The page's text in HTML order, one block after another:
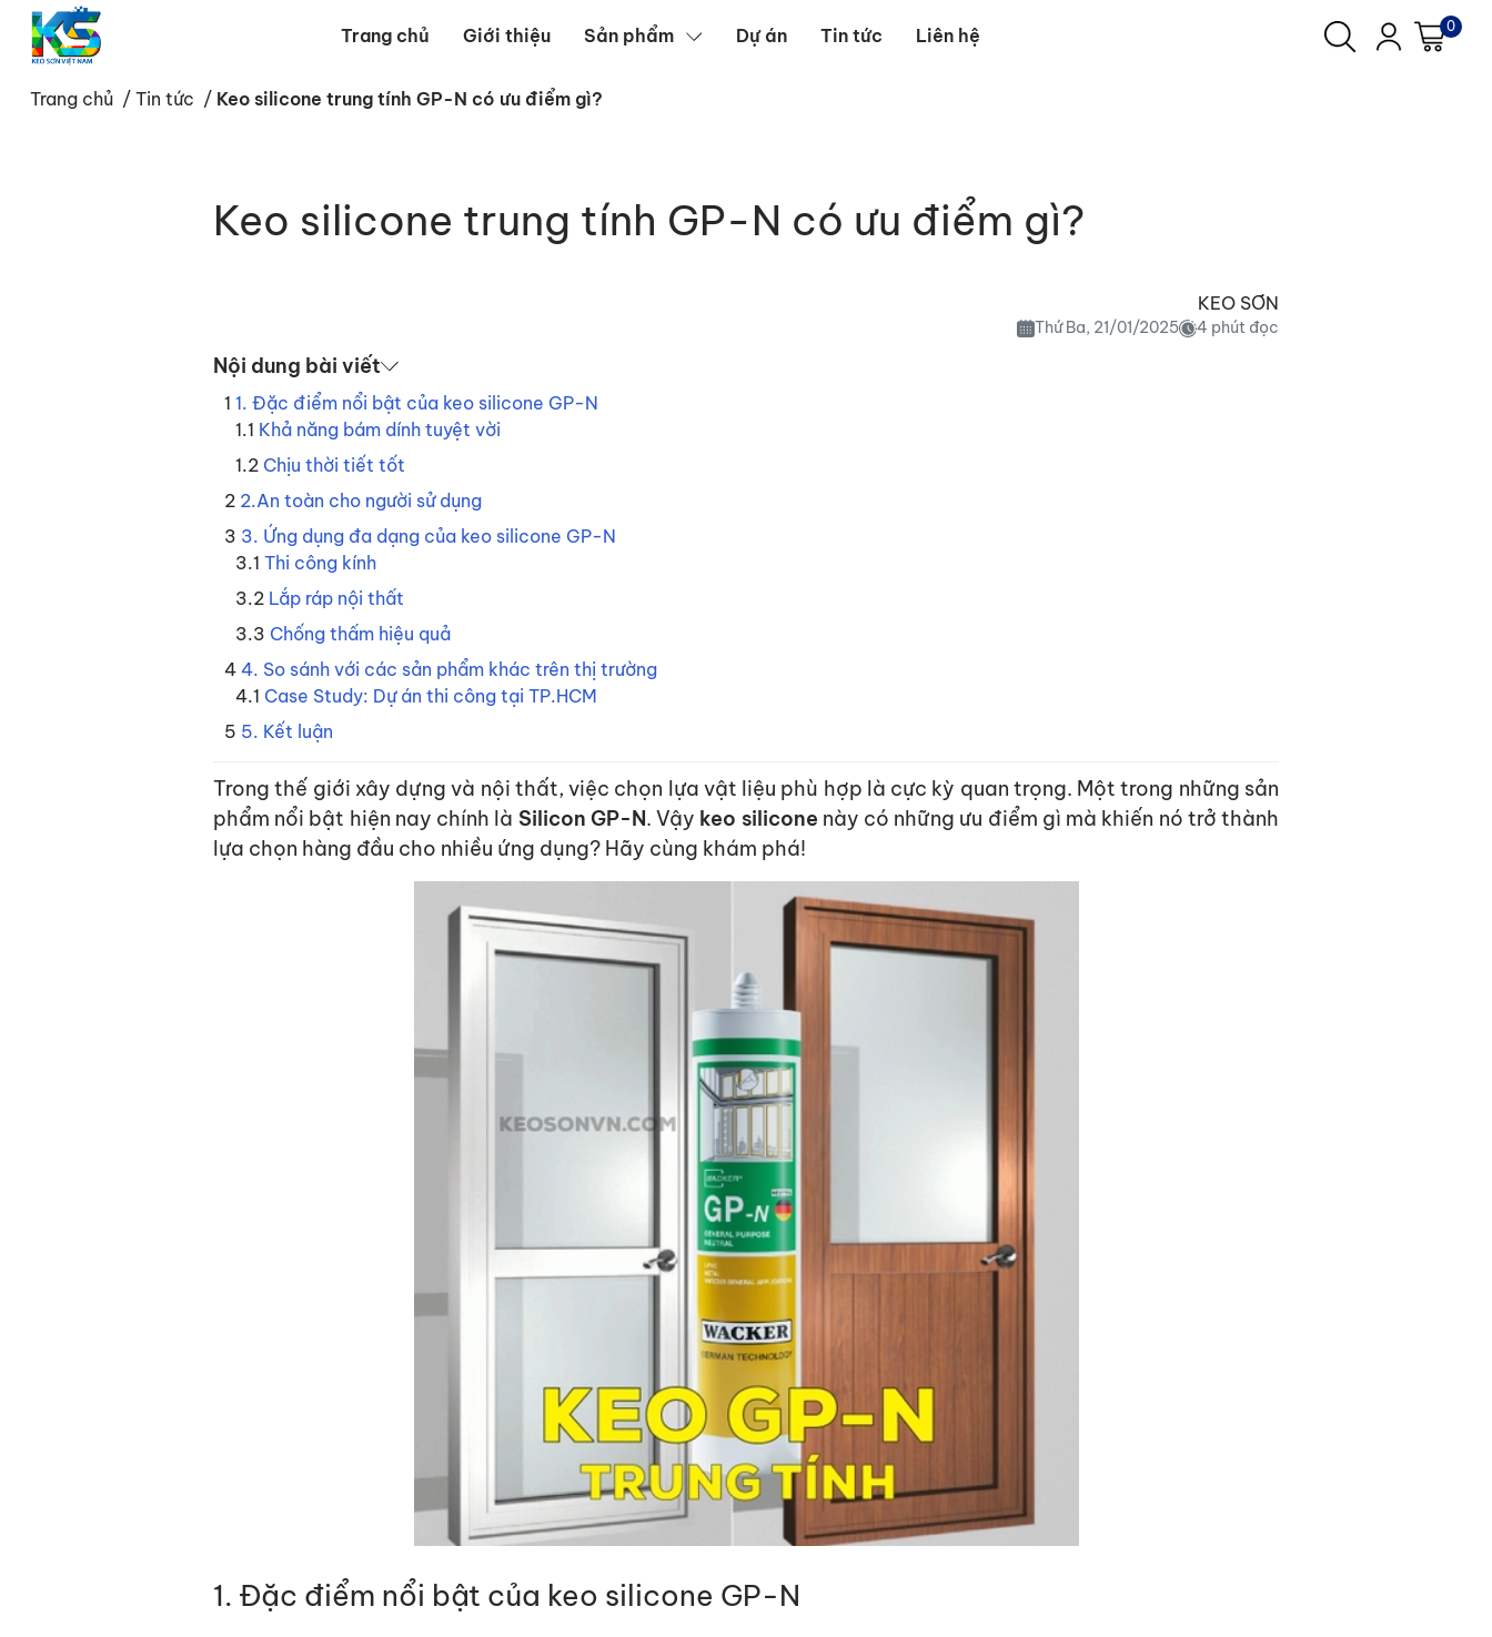
Trang chủ Giới thiệu Sản phẩm Dự án Tin tức Liên hệ
Câu hỏi thường gặp
0
Trang chủ / Tin tức / Keo silicone trung tính GP-N có ưu điểm gì?
Keo silicone trung tính GP-N có ưu điểm gì?
KEO SƠN
Thứ Ba, 21/01/2025 4 phút đọc
Nội dung bài viết
1. Đặc điểm nổi bật của keo silicone GP-N
Khả năng bám dính tuyệt vời
Chịu thời tiết tốt
2.An toàn cho người sử dụng
3. Ứng dụng đa dạng của keo silicone GP-N
Thi công kính
Lắp ráp nội thất
Chống thấm hiệu quả
4. So sánh với các sản phẩm khác trên thị trường
Case Study: Dự án thi công tại TP.HCM
5. Kết luận
Trong thế giới xây dựng và nội thất, việc chọn lựa vật liệu phù hợp là cực kỳ quan trọng. Một trong những sản
phẩm nổi bật hiện nay chính là Silicon GP-N. Vậy keo silicone này có những ưu điểm gì mà khiến nó trở thành
lựa chọn hàng đầu cho nhiều ứng dụng? Hãy cùng khám phá!
1. Đặc điểm nổi bật của keo silicone GP-N